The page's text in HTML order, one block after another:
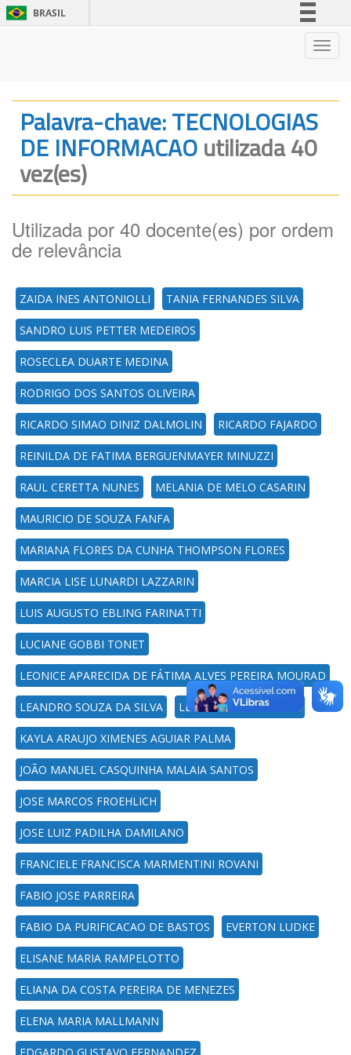
BRASIL
Legislação
Canais
Palavra-chave: TECNOLOGIAS
DE INFORMACAOutilizada 40
vez(es)
Utilizada por 40 docente(es) por ordem
de relevância
ZAIDA INES ANTONIOLLI TANIA FERNANDES SILVA
SANDRO LUIS PETTER MEDEIROS
ROSECLEA DUARTE MEDINA
RODRIGO DOS SANTOS OLIVEIRA
RICARDO SIMAO DINIZ DALMOLIN RICARDO FAJARDO
REINILDA DE FATIMA BERGUENMAYER MINUZZI
RAUL CERETTA NUNES MELANIA DE MELO CASARIN
MAURICIO DE SOUZA FANFA
MARIANA FLORES DA CUNHA THOMPSON FLORES
MARCIA LISE LUNARDI LAZZARIN
LUIS AUGUSTO EBLING FARINATTI
LUCIANE GOBBI TONET
LEONICE APARECIDA DE FÁTIMA ALVES PEREIRA MOURAD
LEANDRO SOUZA DA SILVA LEANDRA BOER POSSA
KAYLA ARAUJO XIMENES AGUIAR PALMA
JOÃO MANUEL CASQUINHA MALAIA SANTOS
JOSE MARCOS FROEHLICH
JOSE LUIZ PADILHA DAMILANO
FRANCIELE FRANCISCA MARMENTINI ROVANI
FABIO JOSE PARREIRA
FABIO DA PURIFICACAO DE BASTOS EVERTON LUDKE
ELISANE MARIA RAMPELOTTO
ELIANA DA COSTA PEREIRA DE MENEZES
ELENA MARIA MALLMANN